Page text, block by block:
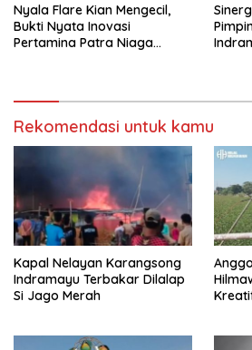
Nyala Flare Kian Mengecil,
Bukti Nyata Inovasi
Pertamina Patra Niaga
Rekomendasi untuk kamu
Kapal Nelayan Karangsong
Indramayu Terbakar Dilalap
Si Jago Merah